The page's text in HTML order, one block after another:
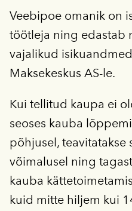
Veebipoe omanik on
töötleja ning edastab
vajalikud
Maksekeskus AS-le.
Kui tellitud kaupa ei
seoses kauba
põhjusel, teavitatakse
võimalusel ning
kauba
kuid mitte hiljem kui